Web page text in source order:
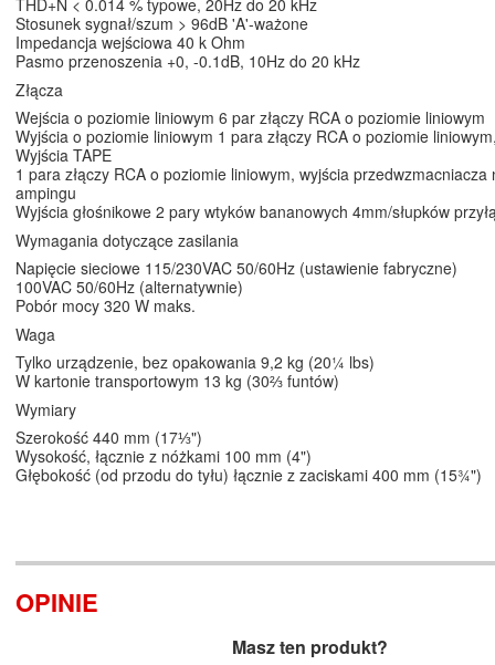
THD+N < 0.014 % typowe, 20Hz do 20 kHz
Stosunek sygnał/szum > 96dB 'A'-ważone
Impedancja wejściowa 40 k Ohm
Pasmo przenoszenia +0, -0.1dB, 10Hz do 20 kHz
Złącza
Wejścia o poziomie liniowym 6 par złączy RCA o poziomie liniowym
Wyjścia o poziomie liniowym 1 para złączy RCA o poziomie
Wyjścia TAPE
1 para złączy RCA o poziomie liniowym, wyjścia przedwzmacniacza
ampingu
Wyjścia głośnikowe 2 pary wtyków bananowych 4mm/słupków
Wymagania dotyczące zasilania
Napięcie sieciowe 115/230VAC 50/60Hz (ustawienie fabryczne)
100VAC 50/60Hz (alternatywnie)
Pobór mocy 320 W maks.
Waga
Tylko urządzenie, bez opakowania 9,2 kg (20¼ lbs)
W kartonie transportowym 13 kg (30⅔ funtów)
Wymiary
Szerokość 440 mm (17⅓")
Wysokość, łącznie z nóżkami 100 mm (4")
Głębokość (od przodu do tyłu) łącznie z zaciskami 400 mm (15¾")
OPINIE
Masz ten produkt?